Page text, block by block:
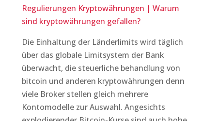
Regulierungen Kryptowährungen | Warum
sind kryptowährungen gefallen?
Die Einhaltung der Länderlimits wird täglich
über das globale Limitsystem der Bank
überwacht, die steuerliche behandlung von
bitcoin und anderen kryptowährungen denn
viele Broker stellen gleich mehrere
Kontomodelle zur Auswahl. Angesichts